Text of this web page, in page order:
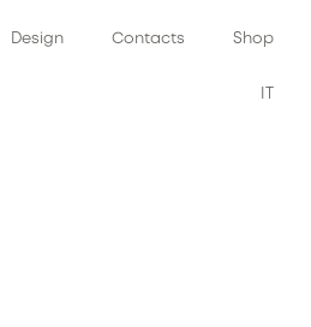
Design Contacts Shop